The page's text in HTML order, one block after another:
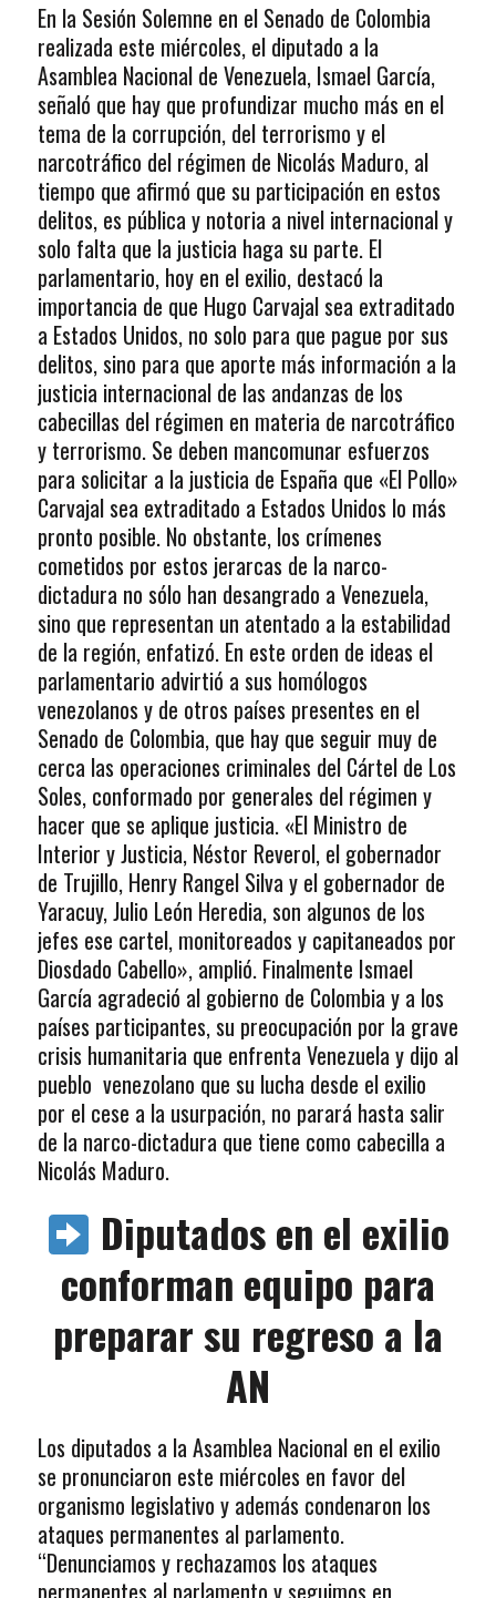
En la Sesión Solemne en el Senado de Colombia
realizada este miércoles, el diputado a la
Asamblea Nacional de Venezuela, Ismael García,
señaló que hay que profundizar mucho más en el
tema de la corrupción, del terrorismo y el
narcotráfico del régimen de Nicolás Maduro, al
tiempo que afirmó que su participación en estos
delitos, es pública y notoria a nivel internacional y
solo falta que la justicia haga su parte. El
parlamentario, hoy en el exilio, destacó la
importancia de que Hugo Carvajal sea extraditado
a Estados Unidos, no solo para que pague por sus
delitos, sino para que aporte más información a la
justicia internacional de las andanzas de los
cabecillas del régimen en materia de narcotráfico
y terrorismo. Se deben mancomunar esfuerzos
para solicitar a la justicia de España que «El Pollo»
Carvajal sea extraditado a Estados Unidos lo más
pronto posible. No obstante, los crímenes
cometidos por estos jerarcas de la narco-
dictadura no sólo han desangrado a Venezuela,
sino que representan un atentado a la estabilidad
de la región, enfatizó. En este orden de ideas el
parlamentario advirtió a sus homólogos
venezolanos y de otros países presentes en el
Senado de Colombia, que hay que seguir muy de
cerca las operaciones criminales del Cártel de Los
Soles, conformado por generales del régimen y
hacer que se aplique justicia. «El Ministro de
Interior y Justicia, Néstor Reverol, el gobernador
de Trujillo, Henry Rangel Silva y el gobernador de
Yaracuy, Julio León Heredia, son algunos de los
jefes ese cartel, monitoreados y capitaneados por
Diosdado Cabello», amplió. Finalmente Ismael
García agradeció al gobierno de Colombia y a los
países participantes, su preocupación por la grave
crisis humanitaria que enfrenta Venezuela y dijo al
pueblo venezolano que su lucha desde el exilio
por el cese a la usurpación, no parará hasta salir
de la narco-dictadura que tiene como cabecilla a
Nicolás Maduro.
Diputados en el exilio
conforman equipo para
preparar su regreso a la
AN
Los diputados a la Asamblea Nacional en el exilio
se pronunciaron este miércoles en favor del
organismo legislativo y además condenaron los
ataques permanentes al parlamento.
“Denunciamos y rechazamos los ataques